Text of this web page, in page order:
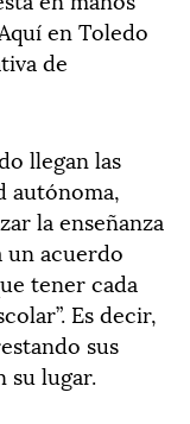
en Toledo
de
llegan las
autónoma,
la enseñanza
un acuerdo
tener cada
Es decir,
sus
su lugar.